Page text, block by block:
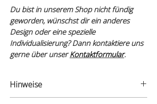
Du bist in unserem Shop nicht fündig
geworden, wünschst dir ein anderes
Design oder eine spezielle
Individualisierung? Dann kontaktiere uns
gerne über unserKontaktformular.
Hinweise